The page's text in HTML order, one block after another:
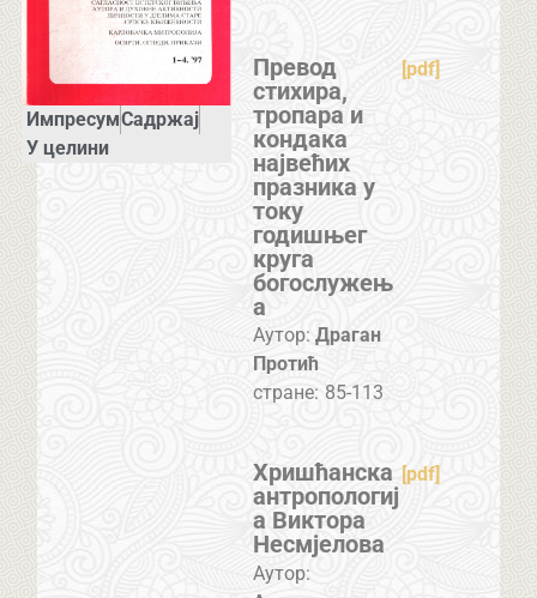
ИмпресумСадржај
У целини
Превод
стихира,
тропара и
кондака
највећих
празника у
току
годишњег
круга
богослужењ
а
[pdf]
Аутор: Драган
Протић
стране: 85-113
Хришћанска
антропологиј
а Виктора
Несмјелова
[pdf]
Аутор: